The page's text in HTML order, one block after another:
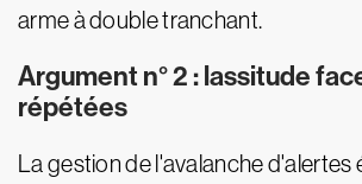
arme à double tranchant.
Argument n° 2 : lassitude
répétées
La gestion de l'avalanche d'alertes